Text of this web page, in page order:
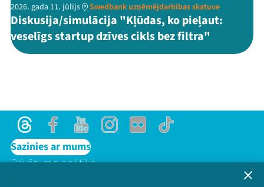
2026. gada 11. jūlijs Swedbank uzņēmējdarbības skatuve
Diskusija/simulācija "Kļūdas, ko pieļaut:
veselīgs startup dzīves cikls bez filtra"
ThreadsFacebookYoutubeInstagram
Flick TikTok
Sazinies ar mums
Privātuma politika